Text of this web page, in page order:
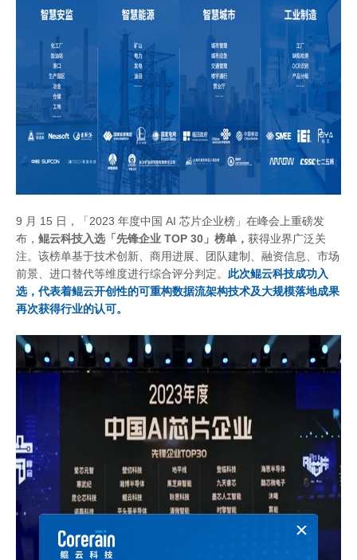
9 月 15 日，「2023 年度中国 AI 芯⽚企业榜」在峰会上重磅发
布， 鲲云科技入选「先锋企业 TOP 30」榜单， 获得业界广泛关
注。该榜单基于技术创新、商用进展、团队建制、融资信息、市场
前景、进口替代等维度进行综合评分判定。 此次鲲云科技成功入
选，代表着鲲云开创性的可重构数据流架构技术及大规模落地成果
再次获得行业的认可。